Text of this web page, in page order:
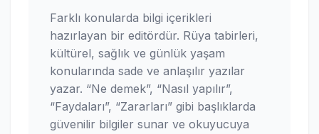
Farklı konularda bilgi içerikleri
hazırlayan bir editördür. Rüya tabirleri,
kültürel, sağlık ve günlük yaşam
konularında sade ve anlaşılır yazılar
yazar. “Ne demek”, “Nasıl yapılır”,
“Faydaları”, “Zararları” gibi başlıklarda
güvenilir bilgiler sunar ve okuyucuya